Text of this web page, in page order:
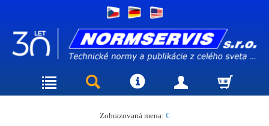
Zobrazovaná mena: €